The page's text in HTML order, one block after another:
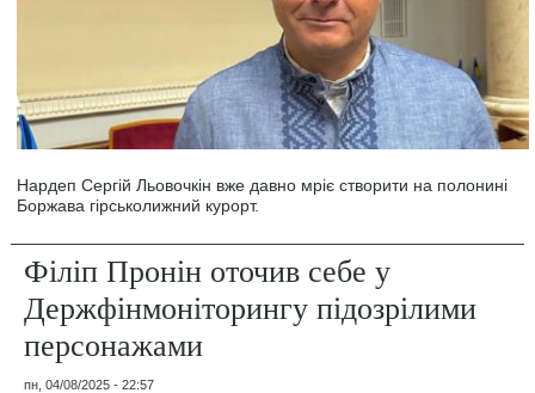
Нардеп Сергій Льовочкін вже давно мріє створити на полонині
Боржава гірськолижний курорт.
Філіп Пронін оточив себе у
Держфінмоніторингу підозрілими
персонажами
пн, 04/08/2025 - 22:57